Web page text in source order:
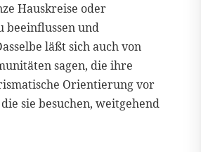
Hauskreise oder
beeinflussen und
läßt sich auch von
sagen, die ihre
Orientierung vor
sie besuchen, weitgehend